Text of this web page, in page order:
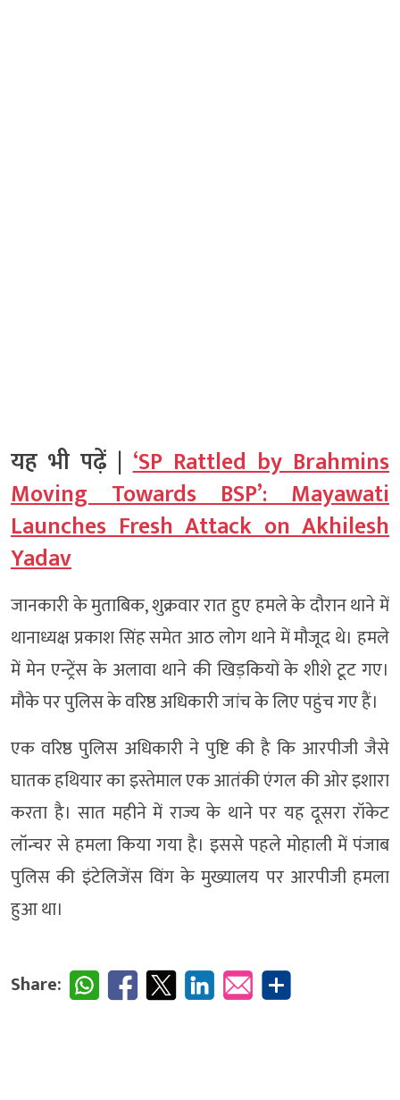
यह भी पढ़ें |‘SP Rattled by Brahmins
Moving Towards BSP’: Mayawati
Launches Fresh Attack on Akhilesh
Yadav
जानकारी के मुताबिक, शुक्रवार रात हुए हमले के दौरान थाने में
थानाध्यक्ष प्रकाश सिंह समेत आठ लोग थाने में मौजूद थे। हमले
में मेन एन्ट्रेंस के अलावा थाने की खिड़कियों के शीशे टूट गए।
मौके पर पुलिस के वरिष्ठ अधिकारी जांच के लिए पहुंच गए हैं।
एक वरिष्ठ पुलिस अधिकारी ने पुष्टि की है कि आरपीजी जैसे
घातक हथियार का इस्तेमाल एक आतंकी एंगल की ओर इशारा
करता है। सात महीने में राज्य के थाने पर यह दूसरा रॉकेट
लॉन्चर से हमला किया गया है। इससे पहले मोहाली में पंजाब
पुलिस की इंटेलिजेंस विंग के मुख्यालय पर आरपीजी हमला
हुआ था।
Share: